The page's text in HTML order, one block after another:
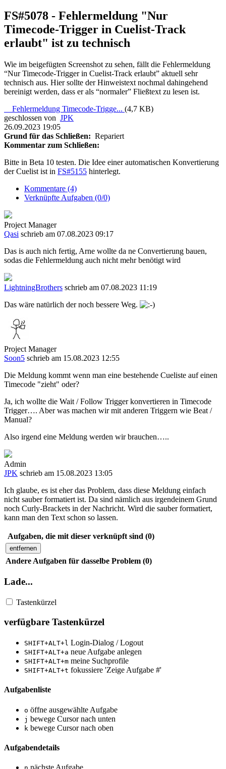
FS#5078 - Fehlermeldung "Nur
Timecode-Trigger in Cuelist-Track
erlaubt" ist zu technisch
Wie im beigefügten Screenshot zu sehen, fällt die Fehlermeldung
“Nur Timecode-Trigger in Cuelist-Track erlaubt” aktuell sehr
technisch aus. Hier sollte der Hinweistext nochmal dahingehend
bereinigt werden, dass er als “normaler” Fließtext zu lesen ist.
Fehlermeldung Timecode-Trigge... (4,7 KB)
geschlossen von JPK
26.09.2023 19:05
Grund für das Schließen: Repariert
Kommentar zum Schließen:
Bitte in Beta 10 testen. Die Idee einer automatischen Konvertierung
der Cuelist ist in FS#5155 hinterlegt.
Kommentare (4)
Verknüpfte Aufgaben (0/0)
Project Manager
Qasi schrieb am 07.08.2023 09:17
Das is auch nich fertig, Arne wollte da ne Convertierung bauen,
sodas die Fehlermeldung auch nicht mehr benötigt wird
LightningBrothers schrieb am 07.08.2023 11:19
Das wäre natürlich der noch bessere Weg.
Project Manager
Soon5 schrieb am 15.08.2023 12:55
Die Meldung kommt wenn man eine bestehende Cueliste auf einen
Timecode "zieht" oder?
Ja, ich wollte die Wait / Follow Trigger konvertieren in Timecode
Trigger…. Aber was machen wir mit anderen Triggern wie Beat /
Manual?
Also irgend eine Meldung werden wir brauchen…..
Admin
JPK schrieb am 15.08.2023 13:05
Ich glaube, es ist eher das Problem, dass diese Meldung einfach
nicht sauber formatiert ist. Da sind nämlich aus irgendeinem Grund
noch Curly-Brackets in der Nachricht. Wird die sauber formatiert,
kann man den Text schon so lassen.
Aufgaben, die mit dieser verknüpft sind (0)
entfernen
Andere Aufgaben für dasselbe Problem (0)
Lade...
Tastenkürzel
verfügbare Tastenkürzel
SHIFT+ALT+l Login-Dialog / Logout
SHIFT+ALT+a neue Aufgabe anlegen
SHIFT+ALT+m meine Suchprofile
SHIFT+ALT+t fokussiere 'Zeige Aufgabe #'
Aufgabenliste
o öffne ausgewählte Aufgabe
j bewege Cursor nach unten
k bewege Cursor nach oben
Aufgabendetails